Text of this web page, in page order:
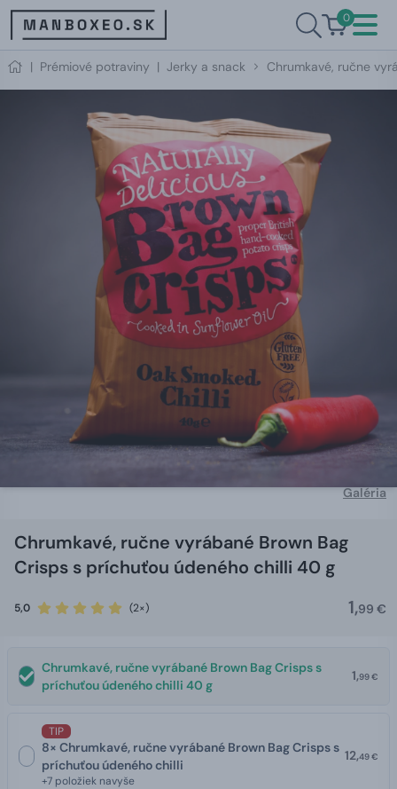
0
| Prémiové potraviny | Jerky a snack Chrumkavé, ručne
Galéria
Chrumkavé, ručne vyrábané Brown Bag
Crisps s príchuťou údeného chilli 40 g
5,0 (2×) 1,99 €
Chrumkavé, ručne vyrábané Brown Bag Crisps s
príchuťou údeného chilli 40 g
1,99 €
TIP
8× Chrumkavé, ručne vyrábané Brown Bag Crisps s
príchuťou údeného chilli
+7 položiek navyše
12,49 €